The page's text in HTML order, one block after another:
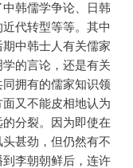
韩儒学争论、日韩
代转型等等。其中
中韩士人有关儒家
的言论，还是有关
拥有的儒家知识领
又不能皮相地认为
分裂。因为即使在
甚劲，但仍然有不
李朝朝鲜后，连许